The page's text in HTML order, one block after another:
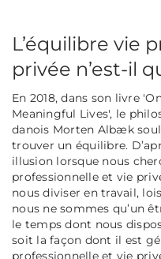
L’équilibre vie
privée n’est-il
En 2018, dans son livre
Meaningful Lives', le
danois Morten Albæk
trouver un équilibre.
illusion lorsque nous
professionnelle et vie
nous diviser en travail,
nous ne sommes qu’un
le temps dont nous
soit la façon dont il est